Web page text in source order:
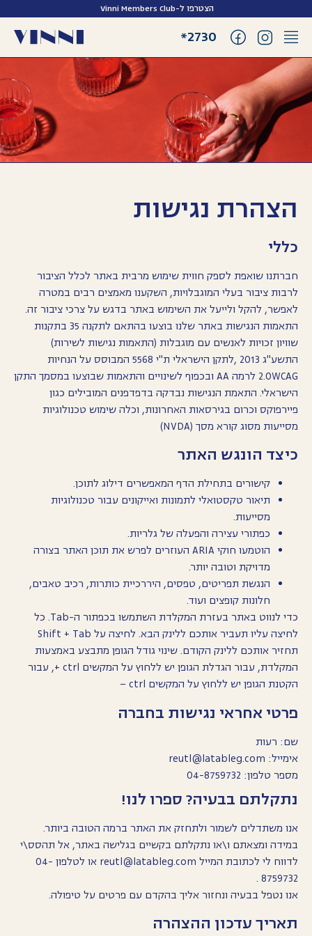
הצטרפו ל-Vinni Members Club
2730*
הצהרת נגישות
כללי
חברתנו שואפת לספק חווית שימוש מרבית באתר לכלל הציבור
לרבות ציבור בעלי המוגבלויות, השקענו מאמצים רבים במטרה
לאפשר, להקל ולייעל את השימוש באתר בדגש על צרכי ציבור זה.
התאמות הנגישות באתר שלנו בוצעו בהתאם לתקנה 35 בתקנות
שוויון זכויות לאנשים עם מוגבלות (התאמות נגישות לשירות)
התשע"ג 2013 ,לתקן הישראלי ת"י 5568 המבוסס על הנחיות
2.0WCAG לרמה AA ובכפוף לשינויים והתאמות שבוצעו במסמך התקן
הישראלי. התאמת הנגישות נבדקה בדפדפנים המובילים כגון
פיירפוקס וכרום בגירסאות האחרונות, וכלה שימוש טכנולוגיות
מסייעות מסוג קורא מסך (NVDA)
כיצד הונגש האתר
קישורים בתחילת הדף המאפשרים דילוג לתוכן.
תיאור טקסטואלי לתמונות ואייקונים עבור טכנולוגיות
מסייעות.
כפתורי עצירה והפעלה של גלריות.
הוטמעו חוקי ARIA העוזרים לפרש את תוכן האתר בצורה
מדויקת וטובה יותר.
הנגשת תפריטים, טפסים, היררכיית כותרות, רכיב טאבים,
חלונות קופצים ועוד.
כדי לנווט באתר בעזרת המקלדת השתמשו בכפתור ה-Tab. כל
לחיצה עליו תעביר אותכם ללינק הבא. לחיצה על Shift + Tab
תחזיר אותכם ללינק הקודם. שינוי גודל הגופן מתבצע באמצעות
המקלדת, עבור הגדלת הגופן יש ללחוץ על המקשים ctrl +, עבור
הקטנת הגופן יש ללחוץ על המקשים ctrl –
פרטי אחראי נגישות בחברה
שם: רעות
אימייל: reutl@latableg.com
מספר טלפון: 04-8759732
נתקלתם בבעיה? ספרו לנו!
אנו משתדלים לשמור ולתחזק את האתר ברמה הטובה ביותר.
במידה ומצאתם ו\או נתקלתם בקשיים בגלישה באתר, אל תהסס\י
לדווח לי לכתובת המייל reutl@latableg.com או לטלפון 04-
8759732
.
אנו נטפל בבעיה ונחזור אליך בהקדם עם פרטים על טיפולה.
תאריך עדכון ההצהרה